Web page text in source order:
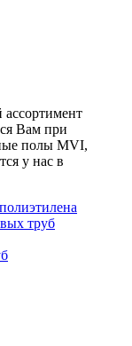
Вам при
полы MVI,
у нас в
труб